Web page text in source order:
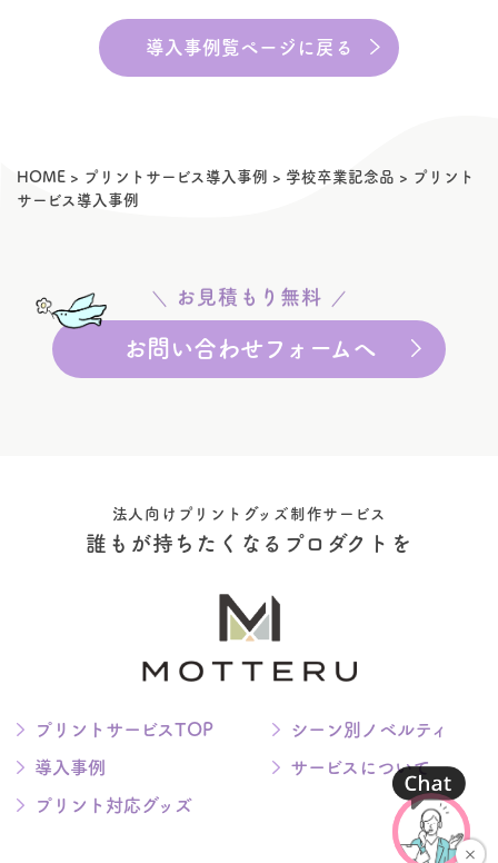
導入事例覧ページに戻る
HOME > プリントサービス導入事例 > 学校卒業記念品 > プリント
サービス導入事例
お見積もり無料
お問い合わせフォームへ
法人向けプリントグッズ制作サービス
誰もが持ちたくなるプロダクトを
プリントサービスTOP シーン別ノベルティ
導入事例 サービスについて
プリント対応グッズ